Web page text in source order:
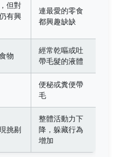
但對
有興
連最愛的零食
都興趣缺缺
物
經常乾嘔或吐
帶毛髮的液體
便秘或糞便帶
毛
挑剔
整體活動力下
降，躲藏行為
增加